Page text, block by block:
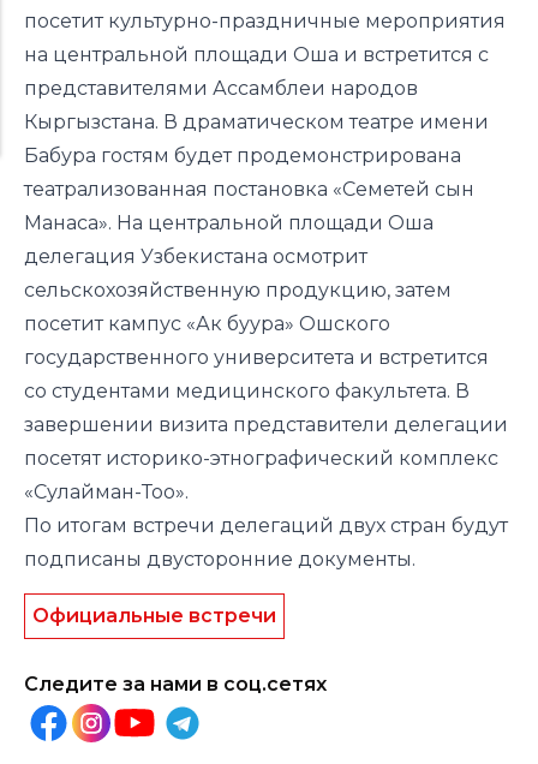
посетит культурно-праздничные мероприятия
на центральной площади Оша и встретится с
представителями Ассамблеи народов
Кыргызстана. В драматическом театре имени
Бабура гостям будет продемонстрирована
театрализованная постановка «Семетей сын
Манаса». На центральной площади Оша
делегация Узбекистана осмотрит
сельскохозяйственную продукцию, затем
посетит кампус «Ак буура» Ошского
государственного университета и встретится
со студентами медицинского факультета. В
завершении визита представители делегации
посетят историко-этнографический комплекс
«Сулайман-Тоо».
По итогам встречи делегаций двух стран будут
подписаны двусторонние документы.
Официальные встречи
Следите за нами в соц.сетях